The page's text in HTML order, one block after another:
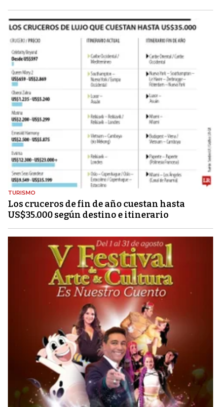
TURISMO
Los cruceros de fin de año cuestan hasta
US$35.000 según destino e itinerario